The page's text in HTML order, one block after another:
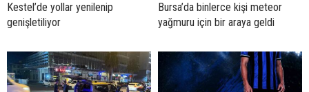
Kestel’de yollar yenilenip
genişletiliyor
Bursa’da binlerce kişi meteor
yağmuru için bir araya geldi